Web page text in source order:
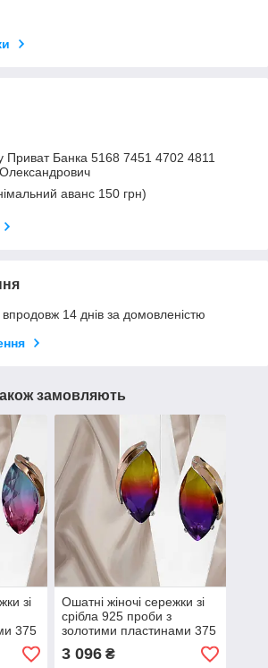
Приват Банка 5168 7451 4702 4811
аванс 150 грн)
14 днів за домовленістю
замовляють
зі
375
Ошатні жіночі сережки зі
срібла 925 проби з
золотими пластинами 375
проби і аметрином
3 096₴